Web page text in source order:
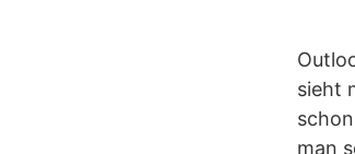
sieht
man